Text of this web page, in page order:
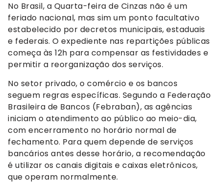
No Brasil, a Quarta-feira de Cinzas não é um
feriado nacional, mas sim um ponto facultativo
estabelecido por decretos municipais, estaduais
e federais. O expediente nas repartições públicas
começa às 12h para compensar as festividades e
permitir a reorganização dos serviços.
No setor privado, o comércio e os bancos
seguem regras específicas. Segundo a Federação
Brasileira de Bancos (Febraban), as agências
iniciam o atendimento ao público ao meio-dia,
com encerramento no horário normal de
fechamento. Para quem depende de serviços
bancários antes desse horário, a recomendação
é utilizar os canais digitais e caixas eletrônicos,
que operam normalmente.